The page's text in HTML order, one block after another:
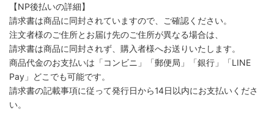
【NP後払いの詳細】
請求書は商品に同封されていますので、ご確認ください。
注文者様のご住所とお届け先のご住所が異なる場合は、
請求書は商品に同封されず、購入者様へお送りいたします。
商品代金のお支払いは「コンビニ」「郵便局」「銀行」「LINE
Pay」どこでも可能です。
請求書の記載事項に従って発行日から14日以内にお支払いくださ
い。